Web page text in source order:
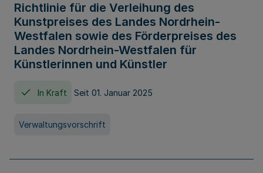
Richtlinie für die Verleihung des
Kunstpreises des Landes Nordrhein-
Westfalen sowie des Förderpreises des
Landes Nordrhein-Westfalen für
Künstlerinnen und Künstler
In Kraft Seit 01. Januar 2025
Verwaltungsvorschrift